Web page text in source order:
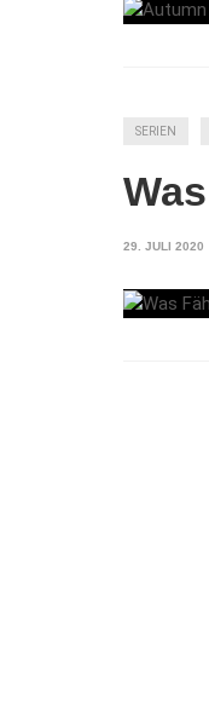
SERIEN
29. JULI 2020